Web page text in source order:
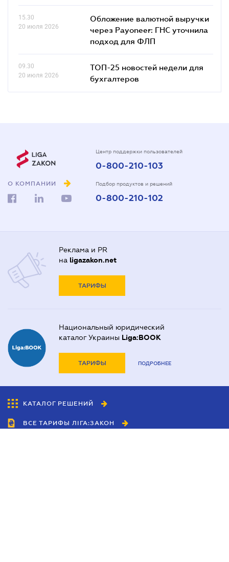
15.30
20 июля 2026
Обложение валютной выручки
через Payoneer: ГНС уточнила
подход для ФЛП
09.30
20 июля 2026
ТОП-25 новостей недели для
бухгалтеров
О КОМПАНИИ
Центр поддержки пользователей
0-800-210-103
Подбор продуктов и решений
0-800-210-102
Реклама и PR
на ligazakon.net
ТАРИФЫ
Национальный юридический
каталог Украины Liga:BOOK
ТАРИФЫ ПОДРОБНЕЕ
КАТАЛОГ РЕШЕНИЙ
ВСЕ ТАРИФЫ ЛІГА:ЗАКОН